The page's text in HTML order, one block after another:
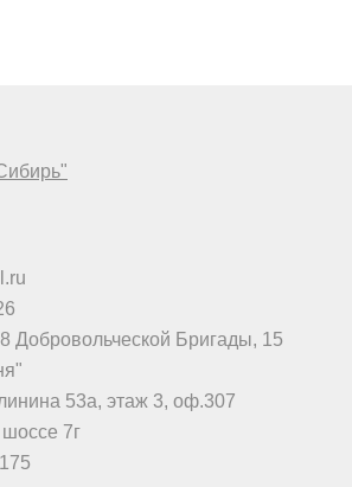
Добровольческой Бригады, 15
53а, этаж 3, оф.307
7г